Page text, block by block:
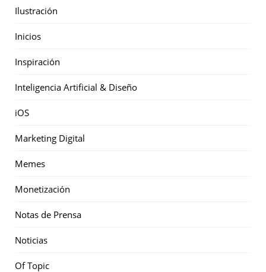
Ilustración
Inicios
Inspiración
Inteligencia Artificial & Diseño
iOS
Marketing Digital
Memes
Monetización
Notas de Prensa
Noticias
Of Topic